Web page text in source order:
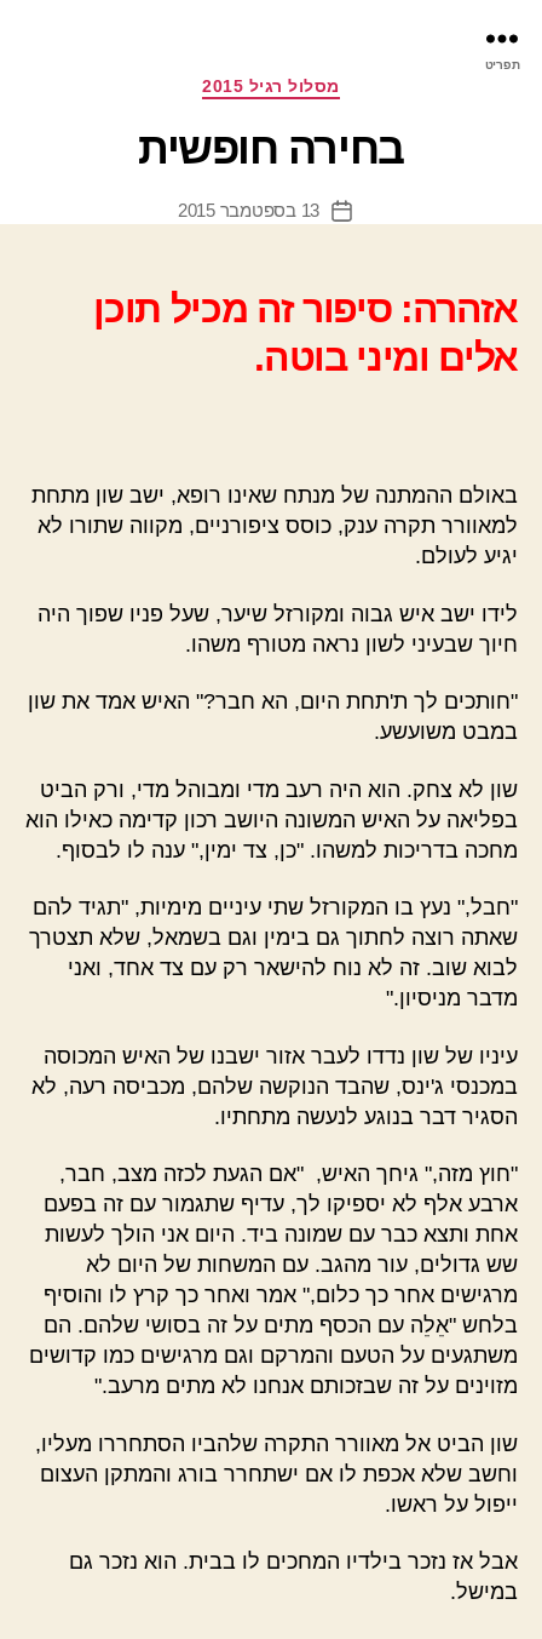
תפריט
קטגוריותמסלול רגיל 2015
בחירה חופשית
תאריך
13 בספטמבר 2015
אזהרה: סיפור זה מכיל תוכן
אלים ומיני בוטה.
באולם ההמתנה של מנתח שאינו רופא, ישב שון מתחת
למאוורר תקרה ענק, כוסס ציפורניים, מקווה שתורו לא
יגיע לעולם.
לידו ישב איש גבוה ומקורזל שיער, שעל פניו שפוך היה
חיוך שבעיני לשון נראה מטורף משהו.
"חותכים לך ת'תחת היום, הא חבר?" האיש אמד את שון
במבט משועשע.
שון לא צחק. הוא היה רעב מדי ומבוהל מדי, ורק הביט
בפליאה על האיש המשונה היושב רכון קדימה כאילו הוא
מחכה בדריכות למשהו. "כן, צד ימין," ענה לו לבסוף.
"חבל," נעץ בו המקורזל שתי עיניים מימיות, "תגיד להם
שאתה רוצה לחתוך גם בימין וגם בשמאל, שלא תצטרך
לבוא שוב. זה לא נוח להישאר רק עם צד אחד, ואני
מדבר מניסיון."
עיניו של שון נדדו לעבר אזור ישבנו של האיש המכוסה
במכנסי ג'ינס, שהבד הנוקשה שלהם, מכביסה רעה, לא
הסגיר דבר בנוגע לנעשה מתחתיו.
"חוץ מזה," גיחך האיש, "אם הגעת לכזה מצב, חבר,
ארבע אלף לא יספיקו לך, עדיף שתגמור עם זה בפעם
אחת ותצא כבר עם שמונה ביד. היום אני הולך לעשות
שש גדולים, עור מהגב. עם המשחות של היום לא
מרגישים אחר כך כלום," אמר ואחר כך קרץ לו והוסיף
בלחש "אֵלֵה עם הכסף מתים על זה בסושי שלהם. הם
משתגעים על הטעם והמרקם וגם מרגישים כמו קדושים
מזוינים על זה שבזכותם אנחנו לא מתים מרעב."
שון הביט אל מאוורר התקרה שלהביו הסתחררו מעליו,
וחשב שלא אכפת לו אם ישתחרר בורג והמתקן העצום
ייפול על ראשו.
אבל אז נזכר בילדיו המחכים לו בבית. הוא נזכר גם
במישל.